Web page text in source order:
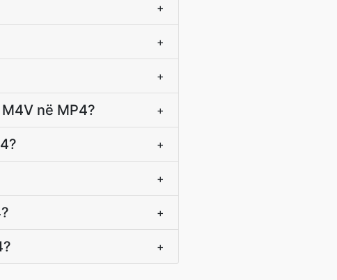
+
+
+
në MP4? +
+
+
+
+